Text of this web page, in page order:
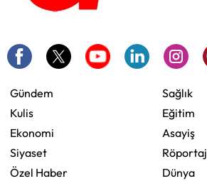
Gündem
Kulis
Ekonomi
Siyaset
Özel Haber
Sağlık
Eğitim
Asayiş
Röportaj
Dünya